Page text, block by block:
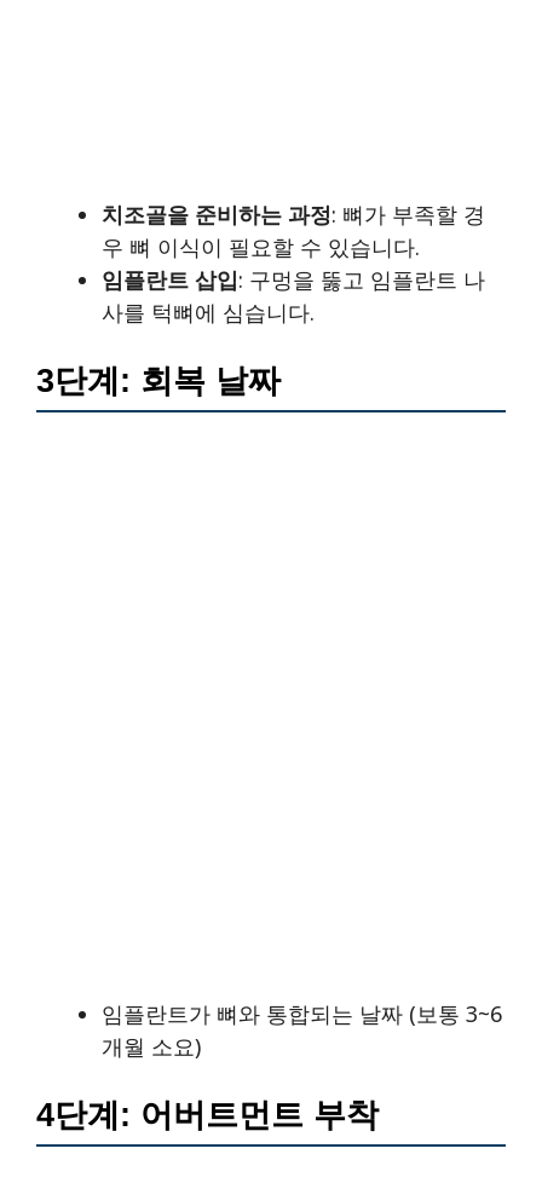
치조골을 준비하는 과정: 뼈가 부족할 경
우 뼈 이식이 필요할 수 있습니다.
임플란트 삽입: 구멍을 뚫고 임플란트 나
사를 턱뼈에 심습니다.
3단계: 회복 날짜
임플란트가 뼈와 통합되는 날짜 (보통 3~6
개월 소요)
4단계: 어버트먼트 부착